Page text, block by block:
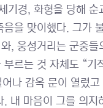
기경, 화형을 당해
을 맞이했다. 그가
, 웅성거리는 군중
르는 것 자체도 “
나 감옥 문이 열렸
내 마음이 그를 의